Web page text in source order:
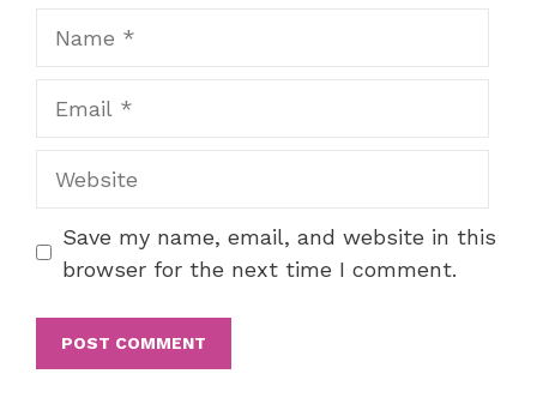
Save my name, email, and website in this
browser for the next time I comment.